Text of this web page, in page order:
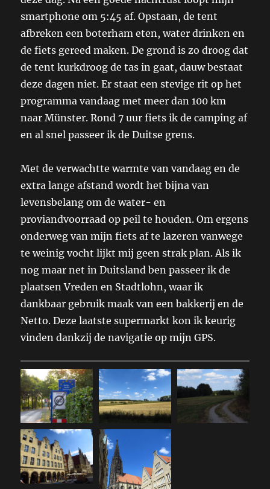
smartphone om 5:45 af. Opstaan, de tent
afbreken een boterham eten, water drinken en
de fiets gereed maken. De grond is zo droog dat
de tent kurkdroog de tas in gaat, dauw bestaat
deze dagen niet. Er staat een stevige rit op het
programma vandaag met meer dan 100 km
naar Münster. Rond 7 uur fiets ik de camping af
en al snel passeer ik de Duitse grens.
Met de verwachtte warmte van vandaag en de
extra lange afstand wordt het bijna van
levensbelang om de water- en
proviandvoorraad op peil te houden. Om ergens
onderweg van mijn fiets af te lazeren vanwege
te weinig vocht lijkt mij geen strak plan. Als ik
nog maar net in Duitsland ben passeer ik de
plaatsen Vreden en Stadtlohn, waar ik
dankbaar gebruik maak van een bakkerij en de
Netto. Deze laatste supermarkt kon ik keurig
vinden dankzij de navigatie op mijn GPS.